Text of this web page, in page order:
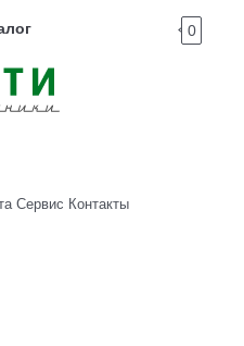
0
Сервис Контакты